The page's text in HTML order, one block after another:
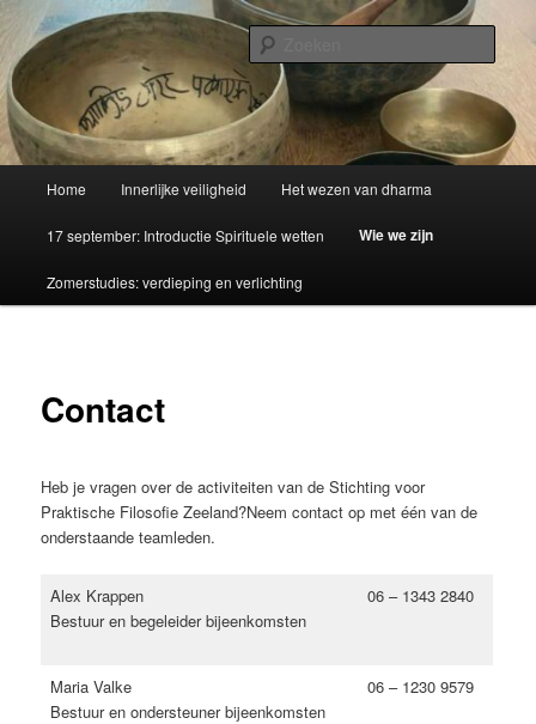
Spring
naar
de
primaire
inhoud
SPFZ
Zelfonderzoek en spirituele ontwikkeling
Home Innerlijke veiligheid Het wezen van dharma
17 september: Introductie Spirituele wetten Wie we zijn
Zomerstudies: verdieping en verlichting
Contact
Heb je vragen over de activiteiten van de Stichting voor
Praktische Filosofie Zeeland?Neem contact op met één van de
onderstaande teamleden.
Alex Krappen
Bestuur en begeleider bijeenkomsten
06 – 1343 2840
Maria Valke
Bestuur en ondersteuner bijeenkomsten
06 – 1230 9579